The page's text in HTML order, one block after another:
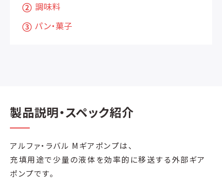
調味料
パン・菓子
製品説明・スペック紹介
アルファ・ラバル Mギアポンプは、
充填用途で少量の液体を効率的に移送する外部ギア
ポンプです。